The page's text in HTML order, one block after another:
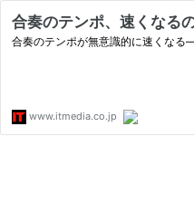
合奏のテンポ、速くなる
合奏のテンポが無意識的に速くなる
www.itmedia.co.jp